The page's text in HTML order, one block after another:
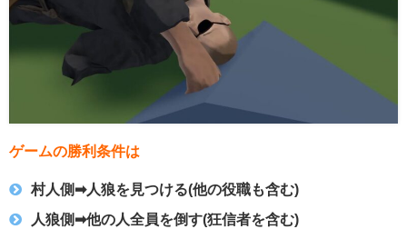
ゲームの勝利条件は
村人側➡︎人狼を見つける(他の役職も含む)
人狼側➡︎他の人全員を倒す(狂信者を含む)